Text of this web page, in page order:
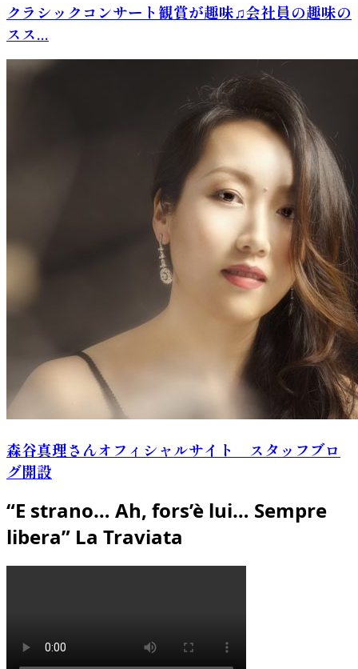
クラシックコンサート観賞が趣味♫会社員の趣味の
スス...
森谷真理さんオフィシャルサイト スタッフブロ
グ開設
“E strano… Ah, fors’è lui… Sempre
libera” La Traviata